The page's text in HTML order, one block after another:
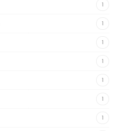
1
1
1
1
1
1
1